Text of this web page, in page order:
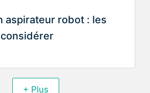
aspirateur robot : les
+ Plus